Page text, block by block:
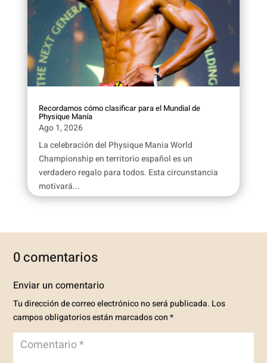
Recordamos cómo clasificar para el Mundial de
Physique Manía
Ago 1, 2026
La celebración del Physique Mania World
Championship en territorio español es un
verdadero regalo para todos. Esta circunstancia
motivará...
0 comentarios
Enviar un comentario
Tu dirección de correo electrónico no será publicada. Los
campos obligatorios están marcados con*